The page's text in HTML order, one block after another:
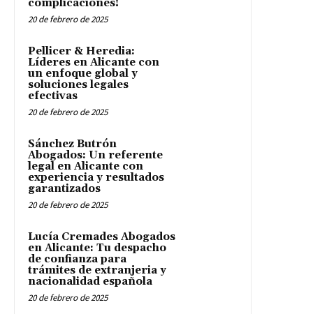
complicaciones!
20 de febrero de 2025
Pellicer & Heredia:
Líderes en Alicante con
un enfoque global y
soluciones legales
efectivas
20 de febrero de 2025
Sánchez Butrón
Abogados: Un referente
legal en Alicante con
experiencia y resultados
garantizados
20 de febrero de 2025
Lucía Cremades Abogados
en Alicante: Tu despacho
de confianza para
trámites de extranjeria y
nacionalidad española
20 de febrero de 2025